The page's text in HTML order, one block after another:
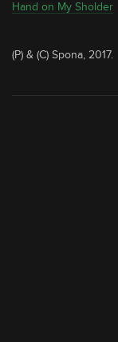
Hand on My Sholder
(P) & (C) Spona, 2017.